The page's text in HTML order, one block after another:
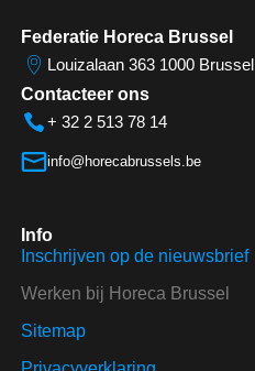
Federatie Horeca Brussel
Louizalaan 363 1000 Brussel
Contacteer ons
+ 32 2 513 78 14
info@horecabrussels.be
Info
Inschrijven op de nieuwsbrief
Werken bij Horeca Brussel
Sitemap